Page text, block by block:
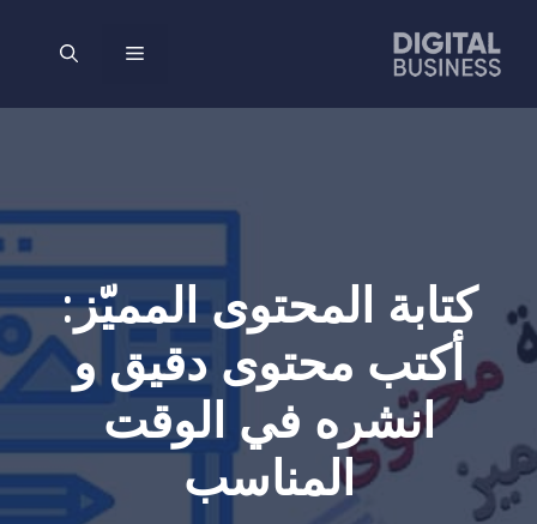
المحتوى
القائمة
كتابة المحتوى المميّز:
أكتب محتوى دقيق و
انشره في الوقت
المناسب